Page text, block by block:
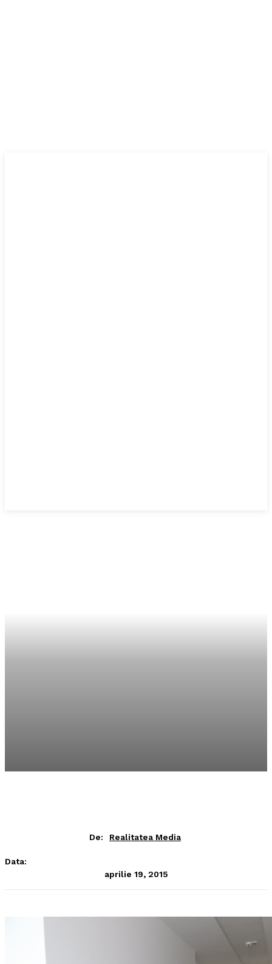
De: Realitatea Media
Data:
aprilie 19, 2015